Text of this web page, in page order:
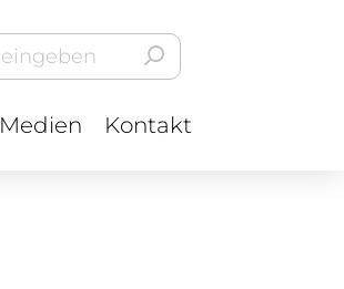
Medien Kontakt